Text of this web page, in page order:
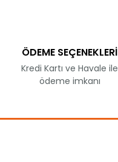
ÖDEME SEÇENEKLERİ
Kredi Kartı ve Havale ile
ödeme imkanı